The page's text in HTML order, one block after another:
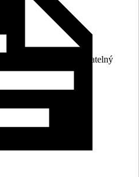
nemusí používat uzavíratelný